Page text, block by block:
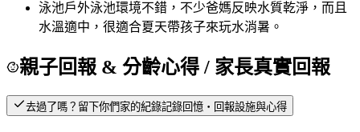
泳池戶外泳池環境不錯，不少爸媽反映水質乾淨，而且
水溫適中，很適合夏天帶孩子來玩水消暑。
親子回報 & 分齡心得 / 家長真實回報
去過了嗎？留下你們家的紀錄記錄回憶・回報設施與心得